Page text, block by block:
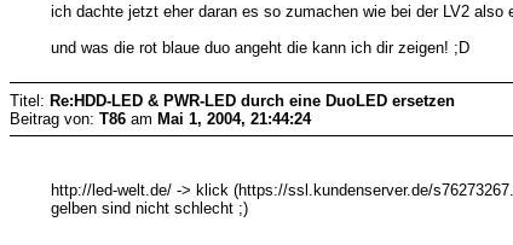
ich dachte jetzt eher daran es so zumachen wie bei der LV2
und was die rot blaue duo angeht die kann ich dir zeigen! ;D
Titel: Re:HDD-LED & PWR-LED durch eine DuoLED ersetzen
Beitrag von: T86 am Mai 1, 2004, 21:44:24
http://led-welt.de/ -> klick (https://ssl.kundenserver.de/
gelben sind nicht schlecht ;)